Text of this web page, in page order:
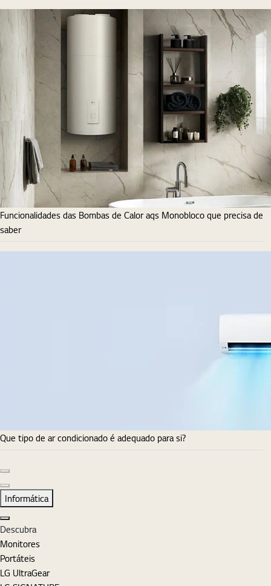
Funcionalidades das Bombas de Calor aqs Monobloco que precisa de
saber
Que tipo de ar condicionado é adequado para si?
Diapositivo seguinte
Informática
Fechar
Descubra
Monitores
Portáteis
LG UltraGear